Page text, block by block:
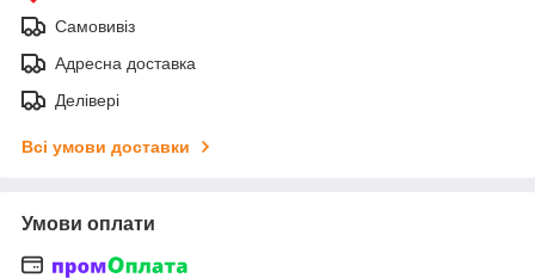
Самовивіз
Адресна доставка
Делівері
Всі умови доставки
Умови оплати